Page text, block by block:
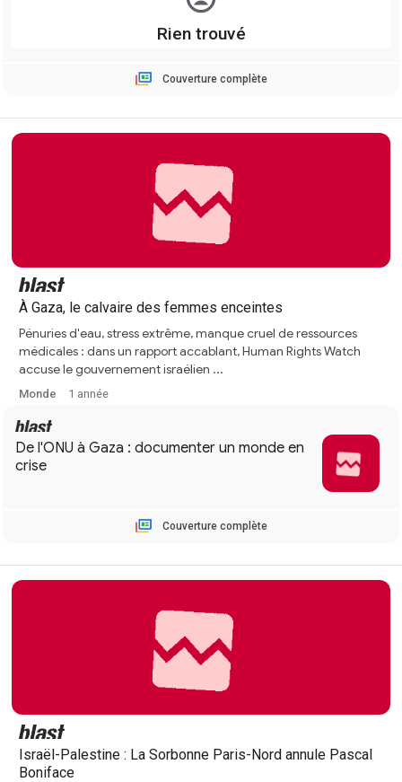
Couverture complète
À Gaza, le calvaire des femmes enceintes
Pénuries d'eau, stress extrême, manque cruel de ressources
médicales : dans un rapport accablant, Human Rights Watch
accuse le gouvernement israélien ...
Monde 1 année
Couverture complète
Israël-Palestine : La Sorbonne Paris-Nord annule Pascal
Boniface